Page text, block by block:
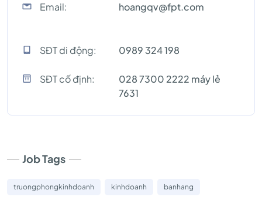
Email: hoangqv@fpt.com
SĐT di động: 0989 324 198
SĐT cố định:
028 7300 2222 máy lẻ
7631
Job Tags
truongphongkinhdoanh kinhdoanh banhang